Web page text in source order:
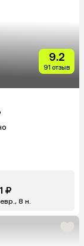
9.2
91 отзыв
₽
8 н.